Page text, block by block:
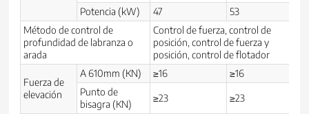
Potencia (kW) 47
53
Método de control de
profundidad de labranza o
arada
Control de fuerza, control de
posición, control de fuerza y
posición, control de flotador
Fuerza de
elevación
A 610mm (KN) ≥16
≥16
Punto de
bisagra (KN)
≥23 ≥23